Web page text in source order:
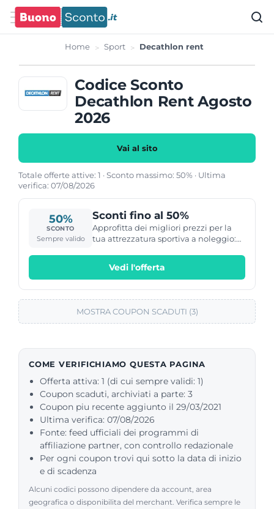
Home Sport Decathlon rent
Codice Sconto
Decathlon Rent Agosto
2026
Vai al sito
Totale offerte attive: 1 · Sconto massimo: 50% · Ultima
verifica: 07/08/2026
50%
SCONTO
Sempre valido
Sconti fino al 50%
Approfitta dei migliori prezzi per la
tua attrezzatura sportiva a noleggio:
Vedi l'offerta
MOSTRA COUPON SCADUTI (3)
COME VERIFICHIAMO QUESTA PAGINA
Offerta attiva: 1 (di cui sempre validi: 1)
Coupon scaduti, archiviati a parte: 3
Coupon piu recente aggiunto il 29/03/2021
Ultima verifica: 07/08/2026
Fonte: feed ufficiali dei programmi di
affiliazione partner, con controllo redazionale
Per ogni coupon trovi qui sotto la data di inizio
e di scadenza
Alcuni codici possono dipendere da account, area
geografica o disponibilita del merchant. Verifica sempre le